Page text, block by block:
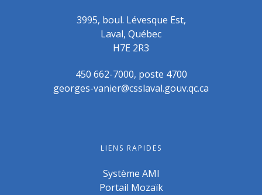
3995, boul. Lévesque Est,
Laval, Québec
H7E 2R3
450 662-7000, poste 4700
georges-vanier@csslaval.gouv.qc.ca
LIENS RAPIDES
Système AMI
Portail Mozaïk